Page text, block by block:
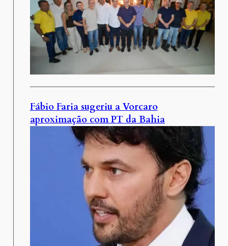
Fábio Faria sugeriu a Vorcaro
aproximação com PT da Bahia